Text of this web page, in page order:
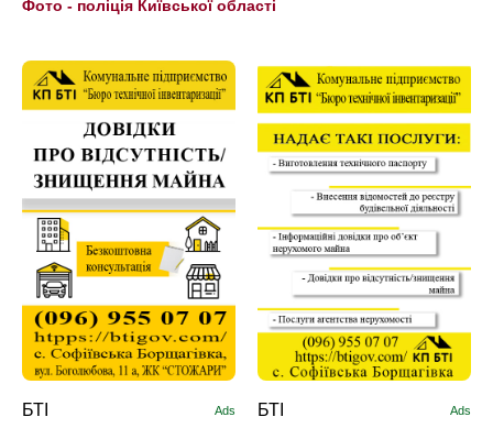
Фото - поліція Київської області
БТІ Ads БТІ Ads